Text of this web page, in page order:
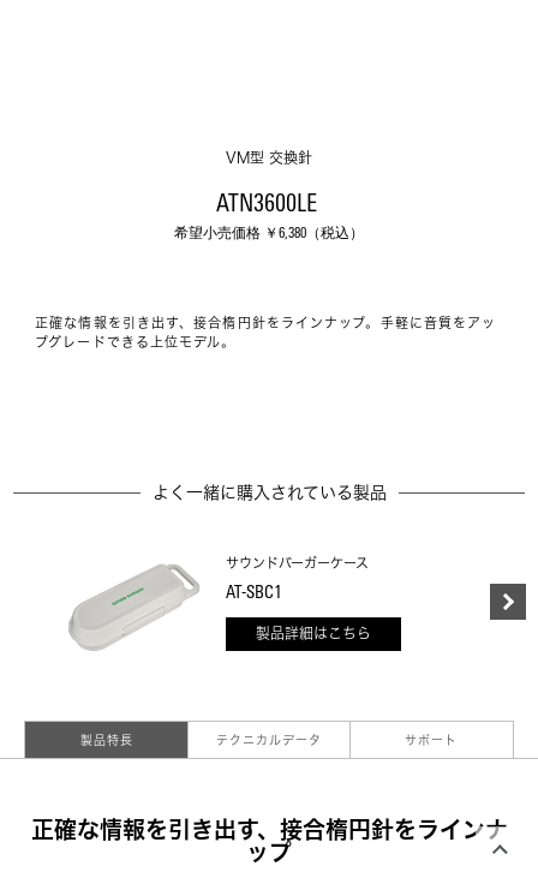
VM型 交換針
ATN3600LE
希望小売価格 ￥ 6,380 （税込）
正確な情報を引き出す、接合楕円針をラインナップ。手軽に音質をアッ
プグレードできる上位モデル。
よく一緒に購入されている製品
サウンドバーガーケース
AT-SBC1
製品詳細はこちら
製品特長 テクニカルデータ サポート
正確な情報を引き出す、接合楕円針をラインナ
ップ